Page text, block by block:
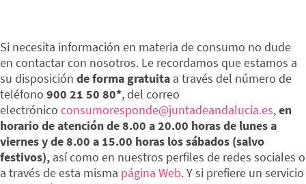
Si necesita información en materia de consumo no dude
en contactar con nosotros. Le recordamos que estamos a
su disposición de forma gratuita a través del número de
teléfono 900 21 50 80*, del correo
electrónico consumoresponde@juntadeandalucia.es,en
horario de atención de 8.00 a 20.00 horas de lunes a
viernes y de 8.00 a 15.00 horas los sábados (salvo
festivos), así como en nuestros perfiles de redes sociales o
a través de esta misma página Web. Y si prefiere un servicio